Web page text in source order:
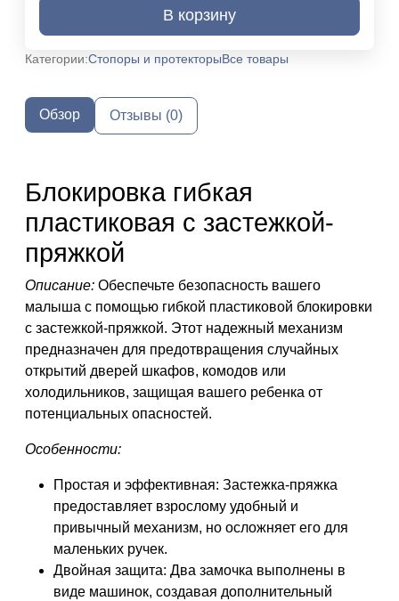
В корзину
Категории:Стопоры и протекторыВсе товары
Обзор Отзывы (0)
Блокировка гибкая
пластиковая с застежкой-
пряжкой
Описание: Обеспечьте безопасность вашего
малыша с помощью гибкой пластиковой блокировки
с застежкой-пряжкой. Этот надежный механизм
предназначен для предотвращения случайных
открытий дверей шкафов, комодов или
холодильников, защищая вашего ребенка от
потенциальных опасностей.
Особенности:
Простая и эффективная: Застежка-пряжка
предоставляет взрослому удобный и
привычный механизм, но осложняет его для
маленьких ручек.
Двойная защита: Два замочка выполнены в
виде машинок, создавая дополнительный